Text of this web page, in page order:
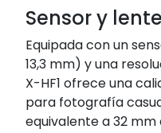
Sensor y lente
Equipada con un
13,3 mm) y una
X-HF1 ofrece una
para fotografía
equivalente a 32